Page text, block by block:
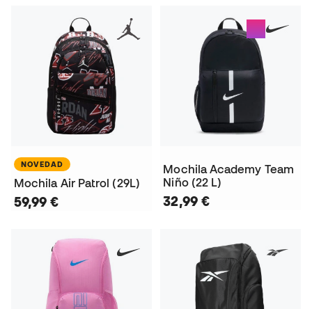
NOVEDAD
Mochila Air Patrol (29L)
59,99 €
Mochila Academy Team
Niño (22 L)
32,99 €